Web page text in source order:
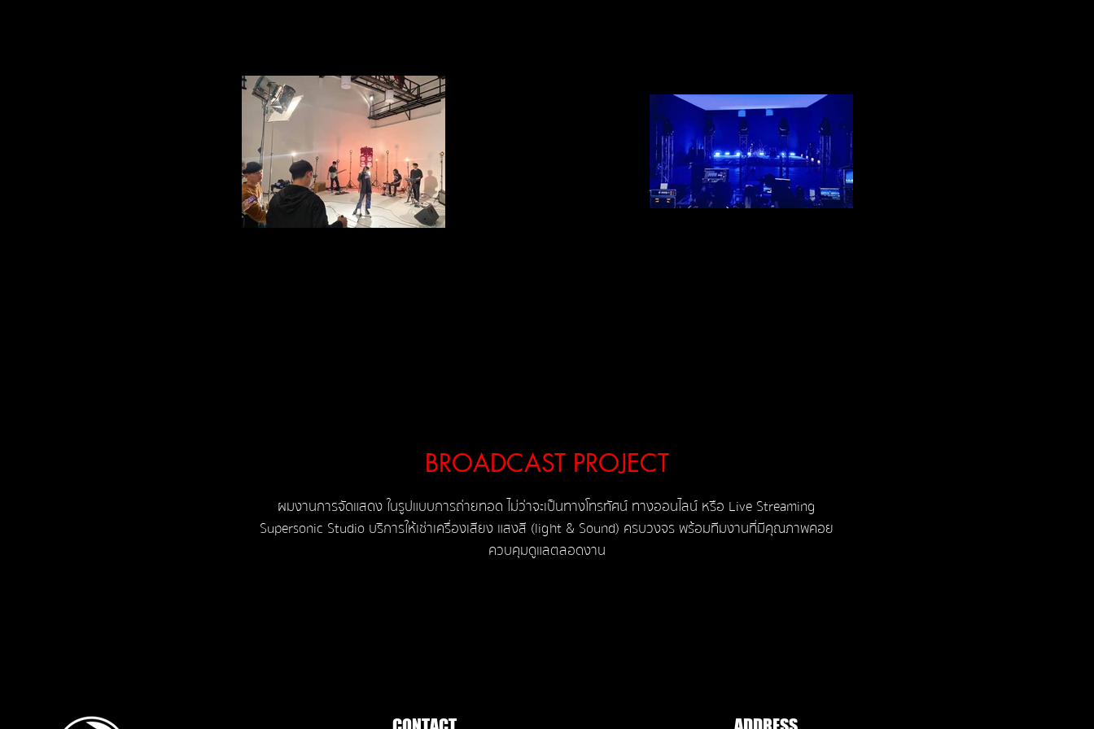
BROADCAST PROJECT
ผมงานการจัดแสดง ในรูปแบบการถ่ายทอด ไม่ว่าจะเป็นทางโทรทัศน์ ทางออนไลน์ หรือ Live Streaming
Supersonic Studio บริการให้เช่าเครื่องเสียง แสงสี (light & Sound) ครบวงจร พร้อมทีมงานที่มีคุณภาพคอย
ควบคุมดูแลตลอดงาน